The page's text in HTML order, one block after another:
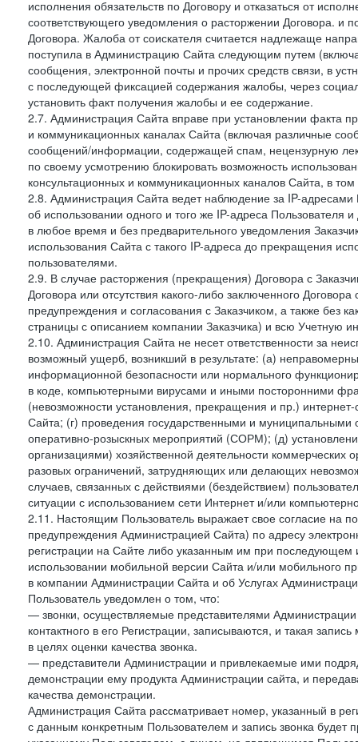
исполнения обязательств по Договору и отказаться от
соответствующего уведомления о расторжении Договора. и
Договора. Жалоба от соискателя считается надлежаще
поступила в Администрацию Сайта следующим путем
сообщения, электронной почты и прочих средств связи, в
с последующей фиксацией содержания жалобы, через
установить факт получения жалобы и ее содержание.
2.7. Администрация Сайта вправе при установлении факта
и коммуникационных каналах Сайта (включая различные
сообщений/информации, содержащей спам, нецензурную
по своему усмотрению блокировать возможность
консультационных и коммуникационных каналов Сайта, в
2.8. Администрация Сайта ведет наблюдение за IP-
об использовании одного и того же IP-адреса Пользователя
в любое время и без предварительного уведомления
использования Сайта с такого IP-адреса до прекращения
пользователями.
2.9. В случае расторжения (прекращения) Договора с
Договора или отсутствия какого-либо заключенного
предупреждения и согласования с Заказчиком, а также без
страницы с описанием компании Заказчика) и всю Учетную
2.10. Администрация Сайта не несет ответственности за
возможный ущерб, возникший в результате: (а)
информационной безопасности или нормального
в коде, компьютерными вирусами и иными посторонними
(невозможности установления, прекращения и пр.)
Сайта; (г) проведения государственными и
оперативно-розыскных мероприятий (СОРМ); (д)
организациями) хозяйственной деятельности коммерческих
разовых ограничений, затрудняющих или делающих
случаев, связанных с действиями (бездействием)
ситуации с использованием сети Интернет и/или
2.11. Настоящим Пользователь выражает свое согласие на
предупреждения Администрацией Сайта) по адресу
регистрации на Сайте либо указанным им при
использовании мобильной версии Сайта и/или мобильного
в компании Администрации Сайта и об Услугах
Пользователь уведомлен о том, что:
— звонки, осуществляемые представителями
контактного в его Регистрации, записываются, и такая
в целях оценки качества звонка.
— представители Администрации и привлекаемые ими
демонстрации ему продукта Администрации сайта, и
качества демонстрации.
Администрация Сайта рассматривает номер, указанный в
с данным конкретным Пользователем и запись звонка будет